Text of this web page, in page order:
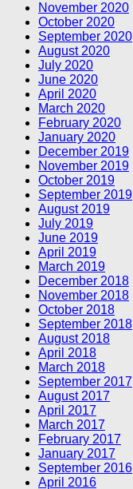
November 2020
October 2020
September 2020
August 2020
July 2020
June 2020
April 2020
March 2020
February 2020
January 2020
December 2019
November 2019
October 2019
September 2019
August 2019
July 2019
June 2019
April 2019
March 2019
December 2018
November 2018
October 2018
September 2018
August 2018
April 2018
March 2018
September 2017
August 2017
April 2017
March 2017
February 2017
January 2017
September 2016
April 2016